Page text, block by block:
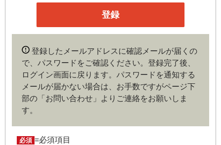
企業や官公庁、研究機関などの役職員、もしくは専門家の
いずれかに該当していることを条件とし、登録の申し込み
を行うには、当社が入会を承諾した時点で、本会員規約の
の内容がある場合や本規約に違反するおそれがある場合に
は、当社は会員登録を拒否もしくは抹消することができま
す。
第４条（ユーザー名とパスワードの管理）
ユーザー名およびパスワードの利用、管理は会員の自己責
任において行うものとします。会員は、ユーザー名および
パスワードの第三者への漏洩、利用許諾、貸与、譲渡、名
登録したメールアドレスに確認メールが届くの
で、パスワードをご確認ください。登録完了後、
ログイン画面に戻ります。パスワードを通知する
メールが届かない場合は、お手数ですがページ下
部の「お問い合わせ」よりご連絡をお願いしま
す。
必須 =必須項目